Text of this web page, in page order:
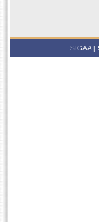
SIGAA |